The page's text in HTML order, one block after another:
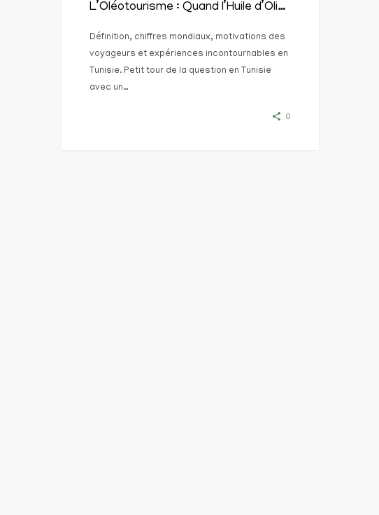
L’Oléotourisme : Quand l’Huile d’Olive devient une expérience de voyage en Tunisie
Définition, chiffres mondiaux, motivations des
voyageurs et expériences incontournables en
Tunisie. Petit tour de la question en Tunisie
avec un…
0